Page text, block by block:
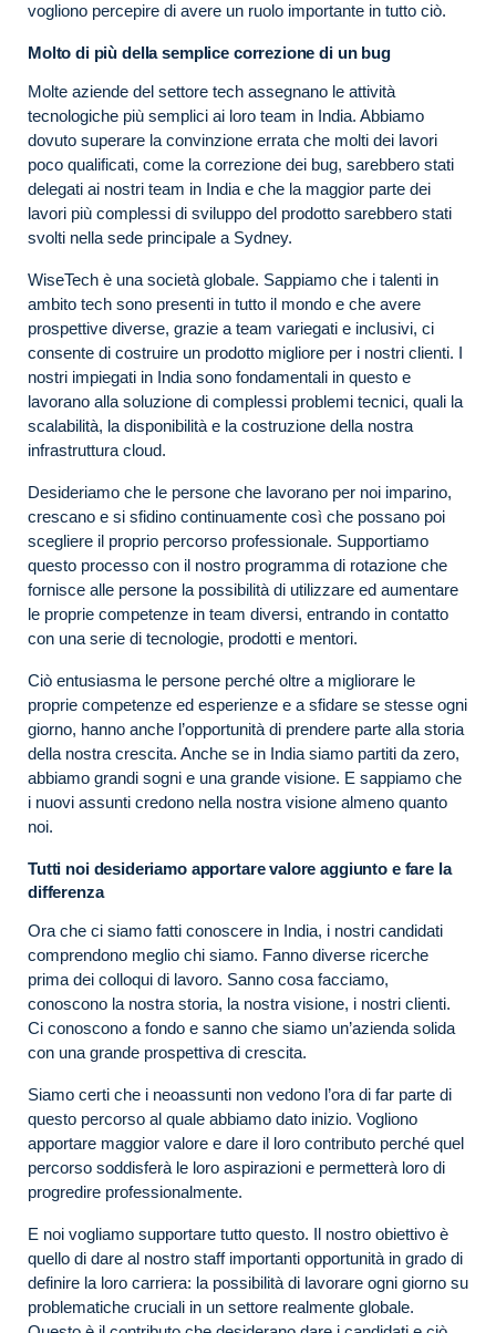
vogliono percepire di avere un ruolo importante in tutto ciò.
Molto di più della semplice correzione di un bug
Molte aziende del settore tech assegnano le attività
tecnologiche più semplici ai loro team in India. Abbiamo
dovuto superare la convinzione errata che molti dei lavori
poco qualificati, come la correzione dei bug, sarebbero stati
delegati ai nostri team in India e che la maggior parte dei
lavori più complessi di sviluppo del prodotto sarebbero stati
svolti nella sede principale a Sydney.
WiseTech è una società globale. Sappiamo che i talenti in
ambito tech sono presenti in tutto il mondo e che avere
prospettive diverse, grazie a team variegati e inclusivi, ci
consente di costruire un prodotto migliore per i nostri clienti. I
nostri impiegati in India sono fondamentali in questo e
lavorano alla soluzione di complessi problemi tecnici, quali la
scalabilità, la disponibilità e la costruzione della nostra
infrastruttura cloud.
Desideriamo che le persone che lavorano per noi imparino,
crescano e si sfidino continuamente così che possano poi
scegliere il proprio percorso professionale. Supportiamo
questo processo con il nostro programma di rotazione che
fornisce alle persone la possibilità di utilizzare ed aumentare
le proprie competenze in team diversi, entrando in contatto
con una serie di tecnologie, prodotti e mentori.
Ciò entusiasma le persone perché oltre a migliorare le
proprie competenze ed esperienze e a sfidare se stesse ogni
giorno, hanno anche l’opportunità di prendere parte alla storia
della nostra crescita. Anche se in India siamo partiti da zero,
abbiamo grandi sogni e una grande visione. E sappiamo che
i nuovi assunti credono nella nostra visione almeno quanto
noi.
Tutti noi desideriamo apportare valore aggiunto e fare la
differenza
Ora che ci siamo fatti conoscere in India, i nostri candidati
comprendono meglio chi siamo. Fanno diverse ricerche
prima dei colloqui di lavoro. Sanno cosa facciamo,
conoscono la nostra storia, la nostra visione, i nostri clienti.
Ci conoscono a fondo e sanno che siamo un’azienda solida
con una grande prospettiva di crescita.
Siamo certi che i neoassunti non vedono l’ora di far parte di
questo percorso al quale abbiamo dato inizio. Vogliono
apportare maggior valore e dare il loro contributo perché quel
percorso soddisferà le loro aspirazioni e permetterà loro di
progredire professionalmente.
E noi vogliamo supportare tutto questo. Il nostro obiettivo è
quello di dare al nostro staff importanti opportunità in grado di
definire la loro carriera: la possibilità di lavorare ogni giorno su
problematiche cruciali in un settore realmente globale.